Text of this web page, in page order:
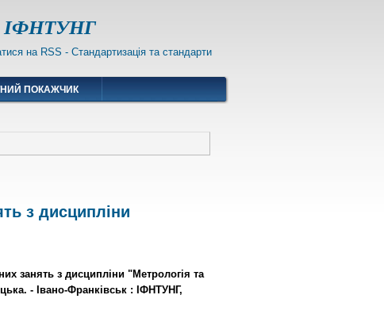
ІФНТУНГ
ПОКАЖЧИК
з дисципліни
занять з дисципліни "Метрологія та
- Івано-Франківськ : ІФНТУНГ,